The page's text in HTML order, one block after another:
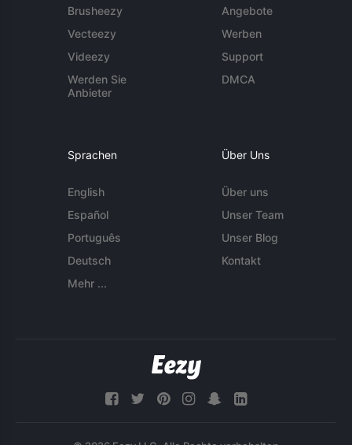
Brusheezy
Vecteezy
Videezy
Werden Sie
Anbieter
Angebote
Werben
Support
DMCA
Sprachen
English
Español
Português
Deutsch
Mehr ...
Über Uns
Über uns
Unser Team
Unser Blog
Kontakt